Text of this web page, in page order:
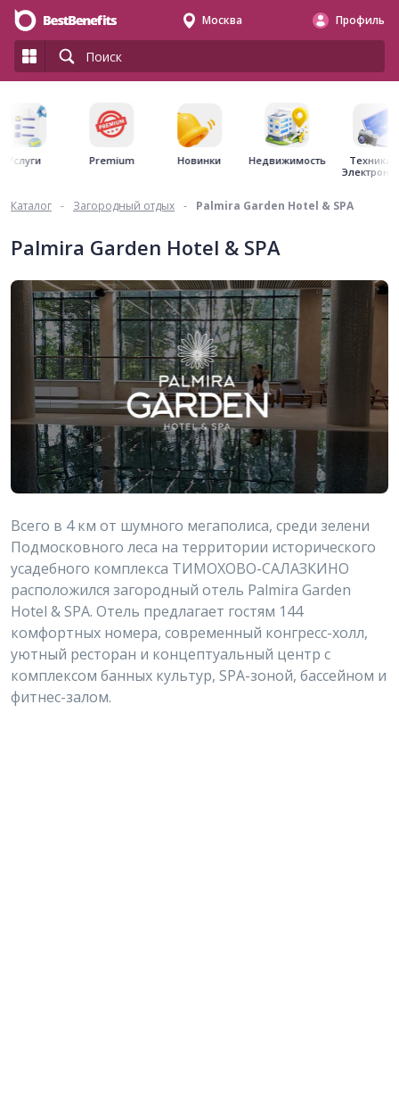
Москва Профиль
Услуги Premium Новинки Недвижимость
Техника
Каталог - Загородный отдых - Palmira Garden Hotel & SPA
Palmira Garden Hotel & SPA
Всего в 4 км от шумного мегаполиса, среди зелени
Подмосковного леса на территории исторического
усадебного комплекса ТИМОХОВО-САЛАЗКИНО
расположился загородный отель Palmira Garden
Hotel & SPA. Отель предлагает гостям 144
комфортных номера, современный конгресс-холл,
уютный ресторан и концептуальный центр с
комплексом банных культур, SPA-зоной, бассейном и
фитнес-залом.